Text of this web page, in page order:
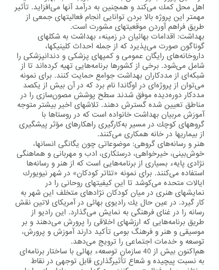
اهل محل كمك می‌كند و همچنین به درآمد آنها می‌افزاید. تأثیر
مهمتر این پروژه بالا بردن توانایی انجام فعالیتهای جمعی از
طریق فراهم آوردن موقعیتهای مشورت است.
بهداشت: اقدامات بهائیان در زمینهء بهداشت به شكلهای
گوناگون صورت می‌پذیرد كه از جمله احداث كلینیكها،
داروخانه‌های رایگان عمومی و كمپهای پزشكی و دندانپزشكی را
شامل می‌شود. برخی از كشورها برنامه‌هایی تهیه كرده‌اند تا از
شبكه‌ای از مددكاران بهداشت جوامع حمایت كنند. برای نمونه
می‌توان از پروژه‌ای در اوگاندا نام برد كه در آن بیش از یكصد
مددكار دوره‌دیده موفق شدند سطح پوشش مصون‌سازی را در
مناطق تعیین شده گسترش دهند. تلاشهای اخیر بیشتر متوجه
آموزش مربیان بهداشت خانواده است كه در روستاها با
گروههای كوچك در مسیر به‌كارگیری راهكارهای مؤثر پیشگیری
از بیماریها در خانه همكاری می‌كنند.
هنر و رسانه‌های گروهی: موضوعاتی چون یگانگی انسانها،
خوش‌بینی، خیرخواهی، درستكاری، ادب و مهربانی و هماهنگی
نژادی پایهء بسیاری از برنامه‌هایی است كه از هنر و رسانه‌ها
استفاده می‌كنند. برای نمونه «تئاتر كودكان» در شهر نیویورك
ایالات متحده می‌كوشد تا این كیفیتهای روحانی را در
نمایشهای هنری در میان كودكان نژادهای متخلف این شهر به
كار گیرد. در عین حال یك رادیوی بهائی در آمریكای لاتین نقش
رسانه را در غنای فرهنگی به نمایش می‌گذارد. این رادیو از
طریق برنامه‌هایی كه ارزشهای اخلاقی را پرورش می‌دهند و بر
موسیقی و هنر و فرهنگ بومی تأكید دارند آموزش و پرورش،
توسعه و خدمات اجتماعی را ترویج می‌دهد.
هم‌اكنون بیش از 40 سازمان توسعهء بهائی با ساختار برنامه‌ای
به نسبت پیچیده و شعاع تأثیرگذاری قابل توجهی در نقاط